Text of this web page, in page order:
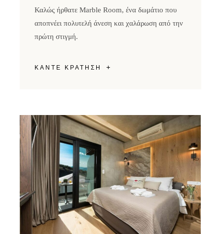
Καλώς ήρθατε Marble Room, ένα δωμάτιο που
αποπνέει πολυτελή άνεση και χαλάρωση από την
πρώτη στιγμή.
ΚΑΝΤΕ ΚΡΑΤΗΣΗ